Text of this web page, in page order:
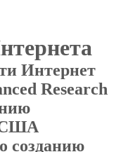
Интернет
Research
США
созданию